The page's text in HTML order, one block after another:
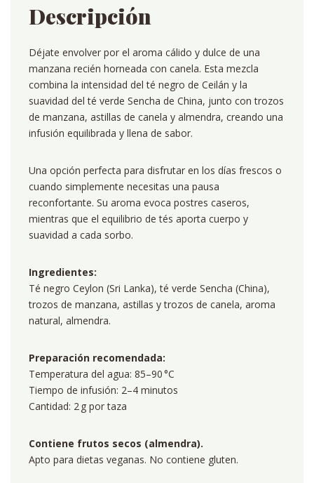
Descripción
Déjate envolver por el aroma cálido y dulce de una
manzana recién horneada con canela. Esta mezcla
combina la intensidad del té negro de Ceilán y la
suavidad del té verde Sencha de China, junto con trozos
de manzana, astillas de canela y almendra, creando una
infusión equilibrada y llena de sabor.
Una opción perfecta para disfrutar en los días frescos o
cuando simplemente necesitas una pausa
reconfortante. Su aroma evoca postres caseros,
mientras que el equilibrio de tés aporta cuerpo y
suavidad a cada sorbo.
Ingredientes:
Té negro Ceylon (Sri Lanka), té verde Sencha (China),
trozos de manzana, astillas y trozos de canela, aroma
natural, almendra.
Preparación recomendada:
Temperatura del agua: 85–90 °C
Tiempo de infusión: 2–4 minutos
Cantidad: 2 g por taza
Contiene frutos secos (almendra).
Apto para dietas veganas. No contiene gluten.